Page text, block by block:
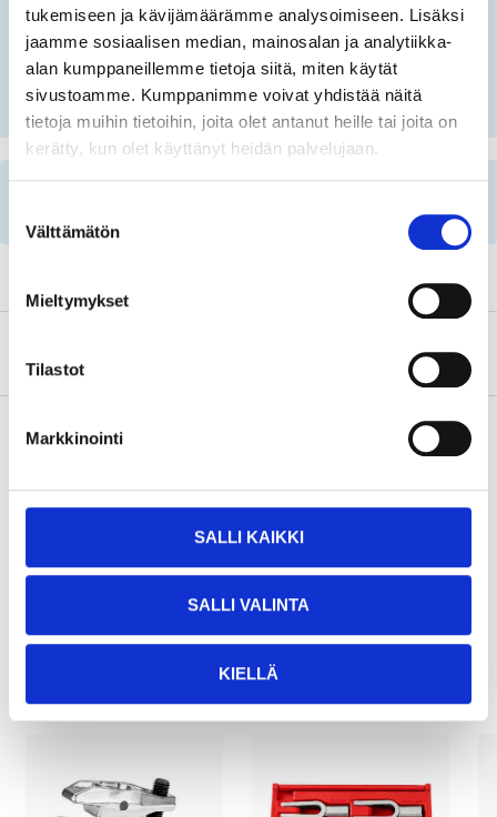
tukemiseen ja kävijämäärämme analysoimiseen. Lisäksi
jaamme sosiaalisen median, mainosalan ja analytiikka-
alan kumppaneillemme tietoja siitä, miten käytät
sivustoamme. Kumppanimme voivat yhdistää näitä
tietoja muihin tietoihin, joita olet antanut heille tai joita on
kerätty, kun olet käyttänyt heidän palvelujaan.
valinta
Välttämätön
Mieltymykset
Tilastot
Markkinointi
SALLI KAIKKI
SALLI VALINTA
KIELLÄ
No registration number?
SELECT CAR MANUALLY
parts by reg. number and service recommendations.
Pay & Collect
READ MORE
Related products